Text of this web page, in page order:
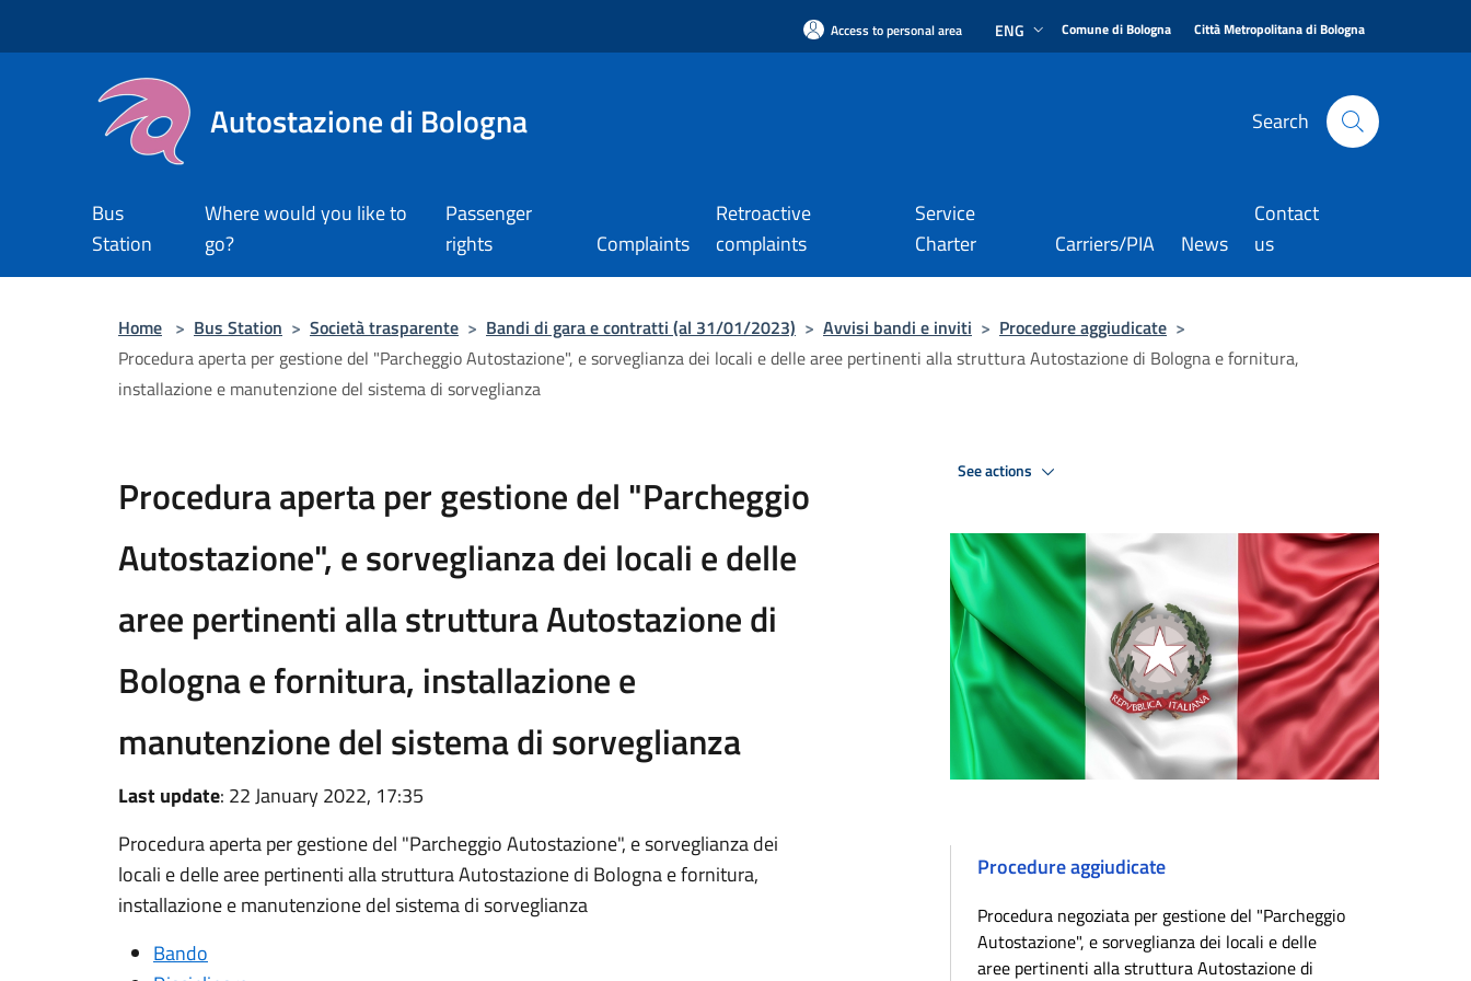
Access to personal area ENG Comune di Bologna Città Metropolitana di Bologna
Autostazione di Bologna Search
Bus
Station
Where would you like to
go?
Passenger
rights
Complaints
Retroactive
complaints
Service
Charter
Carriers/PIA News
Contact
us
Home > Bus Station > Società trasparente > Bandi di gara e contratti (al 31/01/2023) > Avvisi bandi e inviti > Procedure aggiudicate >
Procedura aperta per gestione del "Parcheggio Autostazione", e sorveglianza dei locali e delle aree pertinenti alla struttura Autostazione di Bologna e fornitura,
installazione e manutenzione del sistema di sorveglianza
Procedura aperta per gestione del "Parcheggio
Autostazione", e sorveglianza dei locali e delle
aree pertinenti alla struttura Autostazione di
Bologna e fornitura, installazione e
manutenzione del sistema di sorveglianza
Last update: 22 January 2022, 17:35
Procedura aperta per gestione del "Parcheggio Autostazione", e sorveglianza dei
locali e delle aree pertinenti alla struttura Autostazione di Bologna e fornitura,
installazione e manutenzione del sistema di sorveglianza
Bando
See actions
Procedure aggiudicate
Procedura negoziata per gestione del "Parcheggio
Autostazione", e sorveglianza dei locali e delle
aree pertinenti alla struttura Autostazione di